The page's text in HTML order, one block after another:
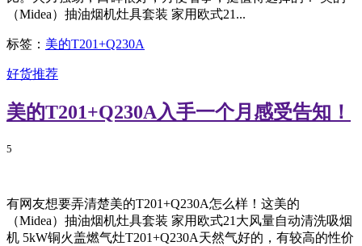
（Midea）抽油烟机灶具套装 家用欧式21...
标签： 美的T201+Q230A
好货推荐
美的T201+Q230A入手一个月感受告知！
5
有网友想要弄清楚美的T201+Q230A怎么样！这美的
（Midea）抽油烟机灶具套装 家用欧式21大风量自动清洗吸烟
机 5kW铜火盖燃气灶T201+Q230A天然气好的，有较高的性价